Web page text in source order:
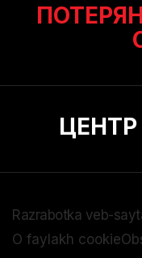
Razrabotka veb-
O faylakh cookie